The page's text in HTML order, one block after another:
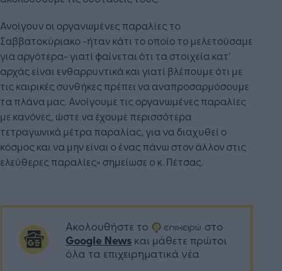
Ανοίγουν οι οργανωμένες παραλίες το
Σαββατοκύριακο -ήταν κάτι το οποίο το μελετούσαμε
για αργότερα- γιατί φαίνεται ότι τα στοιχεία κατ’
αρχάς είναι ενθαρρυντικά και γιατί βλέπουμε ότι με
τις καιρικές συνθήκες πρέπει να αναπροσαρμόσουμε
τα πλάνα μας. Ανοίγουμε τις οργανωμένες παραλίες
με κανόνες, ώστε να έχουμε περισσότερα
τετραγωνικά μέτρα παραλίας, για να διαχυθεί ο
κόσμος και να μην είναι ο ένας πάνω στον άλλον στις
ελεύθερες παραλίες» σημείωσε ο κ. Πέτσας.
Ακολουθήστε το στο
Google News και μάθετε πρώτοι
όλα τα επιχειρηματικά νέα